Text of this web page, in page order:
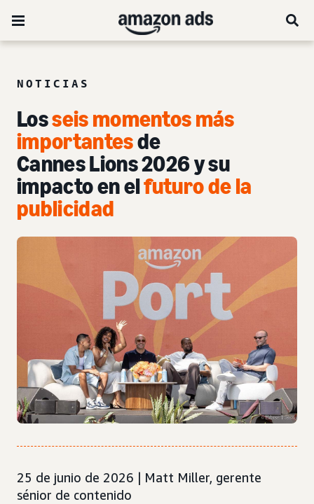
NOTICIAS
Losseis momentos más
importantesde
Cannes Lions 2026 y su
impacto en elfuturo de la
publicidad
25 de junio de 2026 | Matt Miller, gerente
sénior de contenido